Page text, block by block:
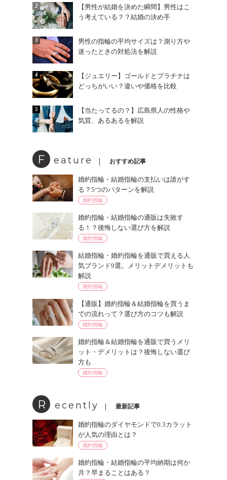
2
【男性が結婚を決めた瞬間】男性はこ
う考えている？？結婚の決め手
3
男性の指輪の平均サイズは？測り方や
迷ったときの対処法を解説
4
【ジュエリー】ゴールドとプラチナは
どっちがいい？違いや価格を比較
5
【当たってるの？】広島県人の性格や
気質、あるあるを解説
F eature おすすめ記事
婚約指輪・結婚指輪の支払いは誰がす
る？5つのパターンを解説
婚約指輪
婚約指輪・結婚指輪の通販は失敗す
る！？後悔しない選び方を解説
婚約指輪
結婚指輪・婚約指輪を通販で買える人
気ブランド9選。メリットデメリットも
解説
婚約指輪
【通販】婚約指輪＆結婚指輪を買うま
での流れって？選び方のコツも解説
婚約指輪
婚約指輪＆結婚指輪を通販で買うメリ
ット・デメリットは？後悔しない選び
方も
婚約指輪
R ecently 最新記事
婚約指輪のダイヤモンドで0.3カラット
が人気の理由とは？
婚約指輪
婚約指輪・結婚指輪の平均納期は何か
月？早まることはある？